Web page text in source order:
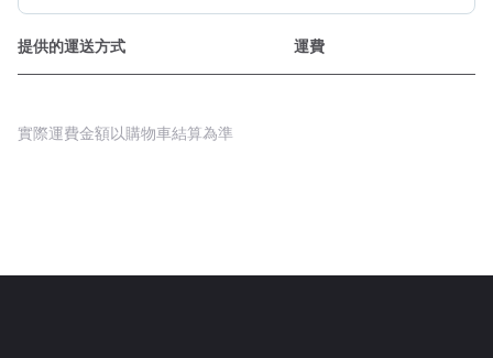
提供的運送方式 運費
實際運費金額以購物車結算為準